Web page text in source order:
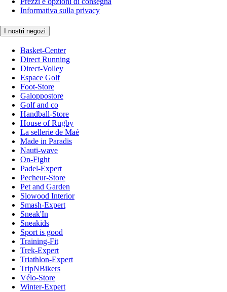
Informativa sulla privacy
I nostri negozi
Basket-Center
Direct Running
Direct-Volley
Espace Golf
Foot-Store
Galoppostore
Golf and co
Handball-Store
House of Rugby
La sellerie de Maé
Made in Paradis
Nauti-wave
On-Fight
Padel-Expert
Pecheur-Store
Pet and Garden
Slowood Interior
Smash-Expert
Sneak'In
Sneakids
Sport is good
Training-Fit
Trek-Expert
Triathlon-Expert
TripNBikers
Vélo-Store
Winter-Expert